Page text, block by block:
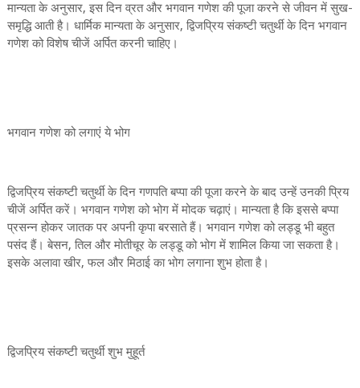
मान्यता के अनुसार, इस दिन व्रत और भगवान गणेश की पूजा करने से जीवन में सुख-
समृद्धि आती है। धार्मिक मान्यता के अनुसार, द्विजप्रिय संकष्टी चतुर्थी के दिन भगवान
गणेश को विशेष चीजें अर्पित करनी चाहिए।
भगवान गणेश को लगाएं ये भोग
द्विजप्रिय संकष्टी चतुर्थी के दिन गणपति बप्पा की पूजा करने के बाद उन्हें उनकी प्रिय
चीजें अर्पित करें। भगवान गणेश को भोग में मोदक चढ़ाएं। मान्यता है कि इससे बप्पा
प्रसन्न होकर जातक पर अपनी कृपा बरसाते हैं। भगवान गणेश को लड्डू भी बहुत
पसंद हैं। बेसन, तिल और मोतीचूर के लड्डू को भोग में शामिल किया जा सकता है।
इसके अलावा खीर, फल और मिठाई का भोग लगाना शुभ होता है।
द्विजप्रिय संकष्टी चतुर्थी शुभ मुहूर्त